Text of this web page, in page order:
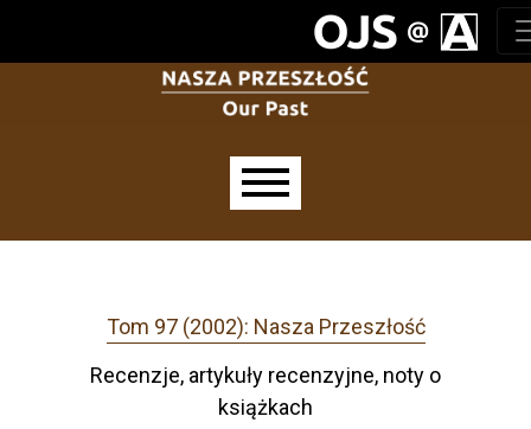
Tom 97 (2002): Nasza Przeszłość
Recenzje, artykuły recenzyjne, noty o
książkach